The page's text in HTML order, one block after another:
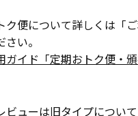
便について詳しくは「
い。
ガイド「定期おトク便・頒
ューは旧タイプについ